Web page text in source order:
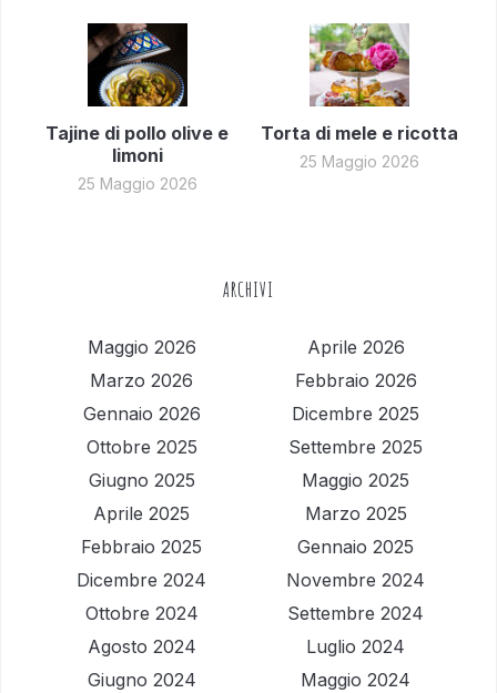
Tajine di pollo olive e
limoni
25 Maggio 2026
Torta di mele e ricotta
25 Maggio 2026
ARCHIVI
Maggio 2026
Aprile 2026
Marzo 2026
Febbraio 2026
Gennaio 2026
Dicembre 2025
Ottobre 2025
Settembre 2025
Giugno 2025
Maggio 2025
Aprile 2025
Marzo 2025
Febbraio 2025
Gennaio 2025
Dicembre 2024
Novembre 2024
Ottobre 2024
Settembre 2024
Agosto 2024
Luglio 2024
Giugno 2024
Maggio 2024